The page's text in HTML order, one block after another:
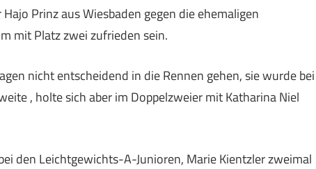
Prinz aus Wiesbaden gegen die ehemaligen
mit Platz zwei zufrieden sein.
nicht entscheidend in die Rennen gehen, sie wurde bei
, holte sich aber im Doppelzweier mit Katharina Niel
den Leichtgewichts-A-Junioren, Marie Kientzler zweimal